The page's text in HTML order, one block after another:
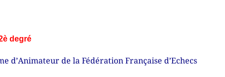
degré
d’Animateur de la Fédération Française d’Echecs